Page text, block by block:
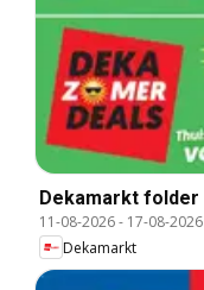
Dekamarkt folder
11-08-2026- 17-08-2026
Dekamarkt